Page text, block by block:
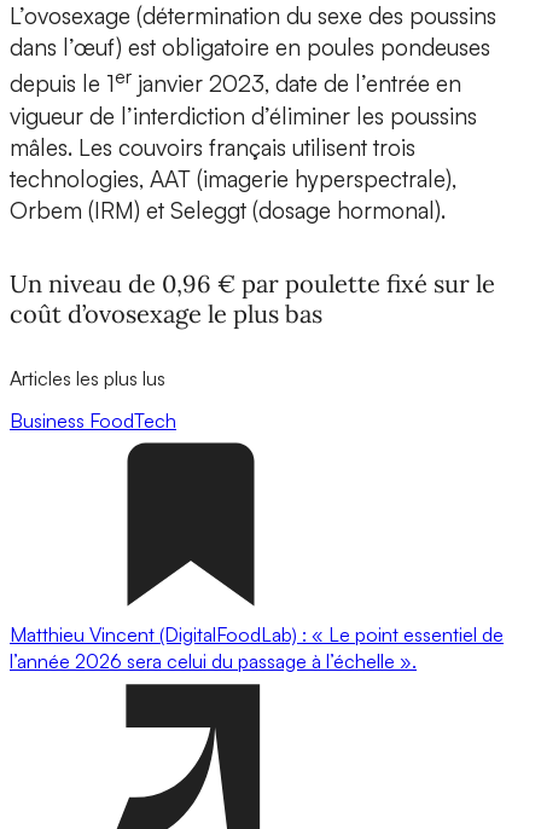
L’ovosexage (détermination du sexe des poussins
dans l’œuf) est obligatoire en poules pondeuses
depuis le 1er janvier 2023, date de l’entrée en
vigueur de l’interdiction d’éliminer les poussins
mâles. Les couvoirs français utilisent trois
technologies, AAT (imagerie hyperspectrale),
Orbem (IRM) et Seleggt (dosage hormonal).
Un niveau de 0,96 € par poulette fixé sur le
coût d’ovosexage le plus bas
Articles les plus lus
Business FoodTech
Matthieu Vincent (DigitalFoodLab) : « Le point essentiel de
l’année 2026 sera celui du passage à l’échelle ».